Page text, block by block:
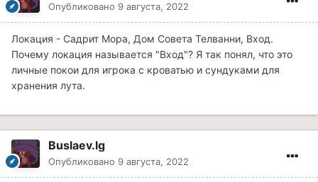
Опубликовано 9 августа, 2022
Локация - Садрит Мора, Дом Совета Телванни, Вход.
Почему локация называется "Вход"? Я так понял, что это
личные покои для игрока с кроватью и сундуками для
хранения лута.
Buslaev.lg
Опубликовано 9 августа, 2022